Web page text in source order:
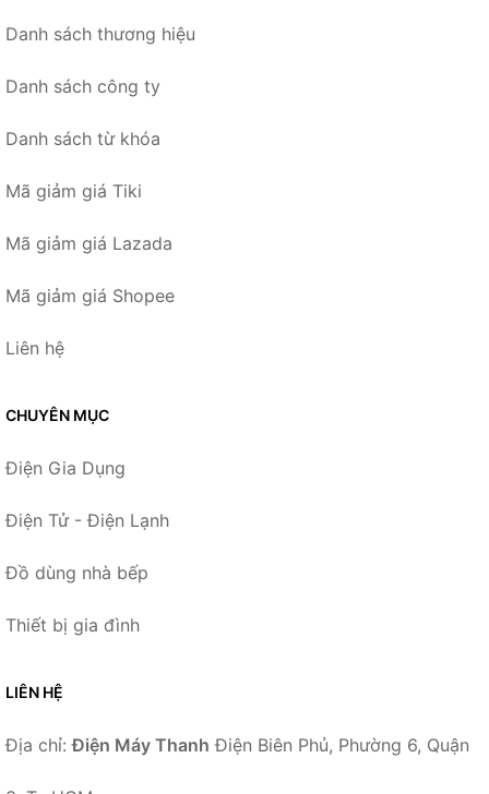
Danh sách thương hiệu
Danh sách công ty
Danh sách từ khóa
Mã giảm giá Tiki
Mã giảm giá Lazada
Mã giảm giá Shopee
Liên hệ
CHUYÊN MỤC
Điện Gia Dụng
Điện Tử - Điện Lạnh
Đồ dùng nhà bếp
Thiết bị gia đình
LIÊN HỆ
Địa chỉ:Điện Máy Thanh Điện Biên Phủ, Phường 6, Quận